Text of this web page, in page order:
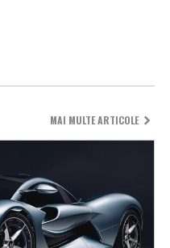
MAI MULTE ARTICOLE